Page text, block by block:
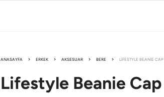
ANASAYFA ERKEK AKSESUAR BERE LIFESTYLE BEANIE CAP
Lifestyle Beanie Cap